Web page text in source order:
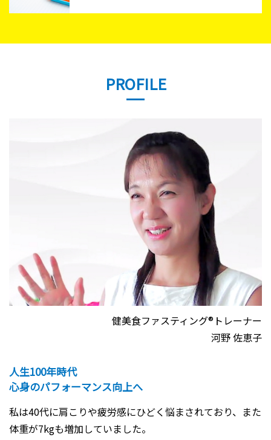
PROFILE
健美食ファスティング®トレーナー
河野 佐恵子
人生100年時代
心身のパフォーマンス向上へ
私は40代に肩こりや疲労感にひどく悩まされており、また
体重が7kgも増加していました。